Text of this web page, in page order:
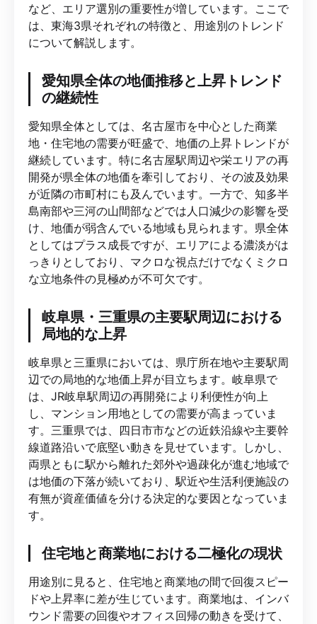
など、エリア選別の重要性が増しています。ここで
は、東海3県それぞれの特徴と、用途別のトレンド
について解説します。
愛知県全体の地価推移と上昇トレンド
の継続性
愛知県全体としては、名古屋市を中心とした商業
地・住宅地の需要が旺盛で、地価の上昇トレンドが
継続しています。特に名古屋駅周辺や栄エリアの再
開発が県全体の地価を牽引しており、その波及効果
が近隣の市町村にも及んでいます。一方で、知多半
島南部や三河の山間部などでは人口減少の影響を受
け、地価が弱含んでいる地域も見られます。県全体
としてはプラス成長ですが、エリアによる濃淡がは
っきりとしており、マクロな視点だけでなくミクロ
な立地条件の見極めが不可欠です。
岐阜県・三重県の主要駅周辺における
局地的な上昇
岐阜県と三重県においては、県庁所在地や主要駅周
辺での局地的な地価上昇が目立ちます。岐阜県で
は、JR岐阜駅周辺の再開発により利便性が向上
し、マンション用地としての需要が高まっていま
す。三重県では、四日市市などの近鉄沿線や主要幹
線道路沿いで底堅い動きを見せています。しかし、
両県ともに駅から離れた郊外や過疎化が進む地域で
は地価の下落が続いており、駅近や生活利便施設の
有無が資産価値を分ける決定的な要因となっていま
す。
住宅地と商業地における二極化の現状
用途別に見ると、住宅地と商業地の間で回復スピー
ドや上昇率に差が生じています。商業地は、インバ
ウンド需要の回復やオフィス回帰の動きを受けて、